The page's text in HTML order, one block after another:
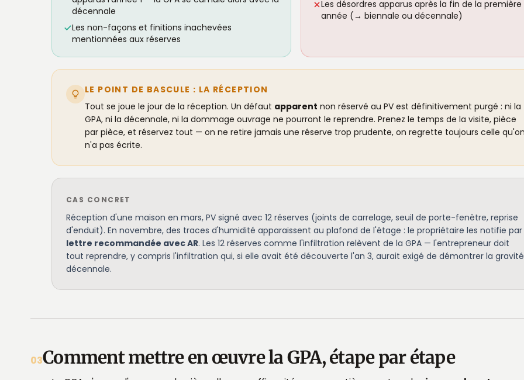
décennale
Les non-façons et finitions inachevées
mentionnées aux réserves
Les désordres apparus après la fin de la première
année (→ biennale ou décennale)
LE POINT DE BASCULE : LA RÉCEPTION
Tout se joue le jour de la réception. Un défaut apparent non réservé au PV est définitivement purgé : ni la
GPA, ni la décennale, ni la dommage ouvrage ne pourront le reprendre. Prenez le temps de la visite, pièce
par pièce, et réservez tout — on ne retire jamais une réserve trop prudente, on regrette toujours celle
n'a pas écrite.
CAS CONCRET
Réception d'une maison en mars, PV signé avec 12 réserves (joints de carrelage, seuil de porte-fenêtre, reprise
d'enduit). En novembre, des traces d'humidité apparaissent au plafond de l'étage : le propriétaire les notifie par
lettre recommandée avec AR. Les 12 réserves comme l'infiltration relèvent de la GPA — l'entrepreneur doit
tout reprendre, y compris l'infiltration qui, si elle avait été découverte l'an 3, aurait exigé de démontrer la gravité
décennale.
03Comment mettre en œuvre la GPA, étape par étape